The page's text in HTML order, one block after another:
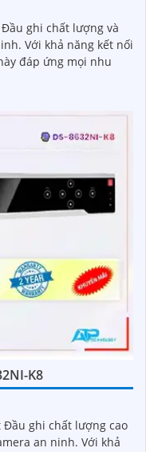
ghi chất lượng và
nối
đáp ứng mọi nhu
K8
Đầu ghi chất lượng cao
ninh. Với khả